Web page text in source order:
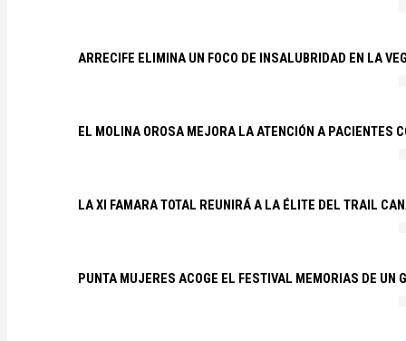
ARRECIFE ELIMINA UN FOCO DE INSALUBRIDAD EN LA
EL MOLINA OROSA MEJORA LA ATENCIÓN A PACIENTES
LA XI FAMARA TOTAL REUNIRÁ A LA ÉLITE DEL TRAIL
PUNTA MUJERES ACOGE EL FESTIVAL MEMORIAS DE UN